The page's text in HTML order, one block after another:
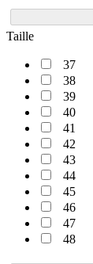
Taille
37
38
39
40
41
42
43
44
45
46
47
48